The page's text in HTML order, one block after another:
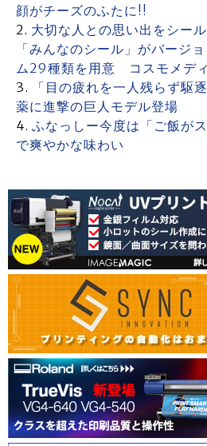
顔がチーズのふたに!!
大切な人との思い出をシー
「みんなのシール」がバージ
ム29種類を用意 コスモメデ
「目の疲れを一人残らず駆
薬に進撃の巨人モデル登場
ふなっしー今度は「ご飯が
で爽やかな味わい